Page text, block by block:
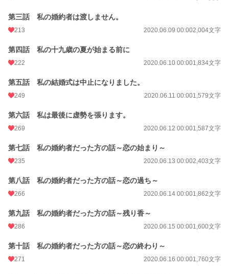
月間ポイント
年間ポイント 28,850 pt (15,547 位)
累計ポイント
第三話 私の婚約者は渡しません。
213 2020.06.09 00:002,004文字
第四話 私の十九歳の夏が始まる前に
222 2020.06.10 00:001,834文字
第五話 私の結婚式は中止になりました。
249 2020.06.11 00:001,579文字
第六話 私は最後に虚勢を張ります。
269 2020.06.12 00:001,587文字
第七話 私の婚約者だった方の話～恋の始まり～
235 2020.06.13 00:002,403文字
第八話 私の婚約者だった方の話～恋の過ち～
266 2020.06.14 00:001,862文字
第九話 私の婚約者だった方の話～残り香～
286 2020.06.15 00:001,600文字
第十話 私の婚約者だった方の話～恋の終わり～
271 2020.06.16 00:001,760文字